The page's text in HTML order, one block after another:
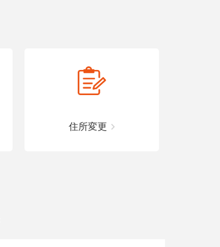
住所変更